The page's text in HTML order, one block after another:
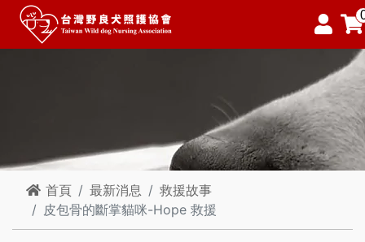
首頁 最新消息
救援故事
皮包骨的斷掌貓咪-Hope 救援